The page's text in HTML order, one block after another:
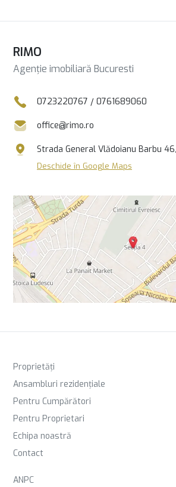
RIMO
Agenție imobiliară Bucuresti
0723220767 / 0761689060
office@rimo.ro
Strada General Vlădoianu Barbu
Deschide în Google Maps
Proprietăți
Ansambluri rezidențiale
Pentru Cumpărători
Pentru Proprietari
Echipa noastră
Contact
ANPC